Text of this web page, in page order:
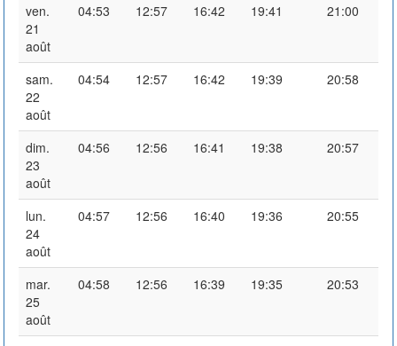
ven.
21
août
04:53 12:57 16:42 19:41 21:00
sam.
22
août
04:54 12:57 16:42 19:39 20:58
dim.
23
août
04:56 12:56 16:41 19:38 20:57
lun.
24
août
04:57 12:56 16:40 19:36 20:55
mar.
25
août
04:58 12:56 16:39 19:35 20:53